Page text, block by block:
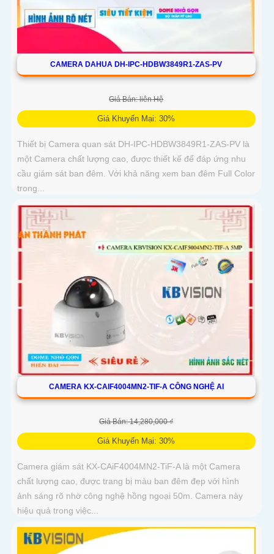
CAMERA DAHUA DH-IPC-HDBW3849R1-ZAS-PV
Giá Bán: liên Hệ
Giá Khuyến Mại: 30%
Thiết bị Camera quan sát DH-IPC-HDBW3849R1-ZAS-PV là
một Camera chất lượng cao, được thiết kế để đáp ứng nhu
cầu giám sát ban đêm. Với khả năng xem ban đêm Full Color
trong...
CAMERA KX-CAIF4004MN2-TIF-A CÔNG NGHỆ AI
Giá Bán: 14,280,000 ₫
Giá Khuyến Mại: 30%
Camera giám sát KX-CAiF4004MN2-TiF-A là một Camera
chất lượng cao, được trang bị màu ban đêm đẹp với hình
ảnh sáng rõ nhờ công nghệ hồng ngoại 50m. Camera này
hiệu quả trong việc...